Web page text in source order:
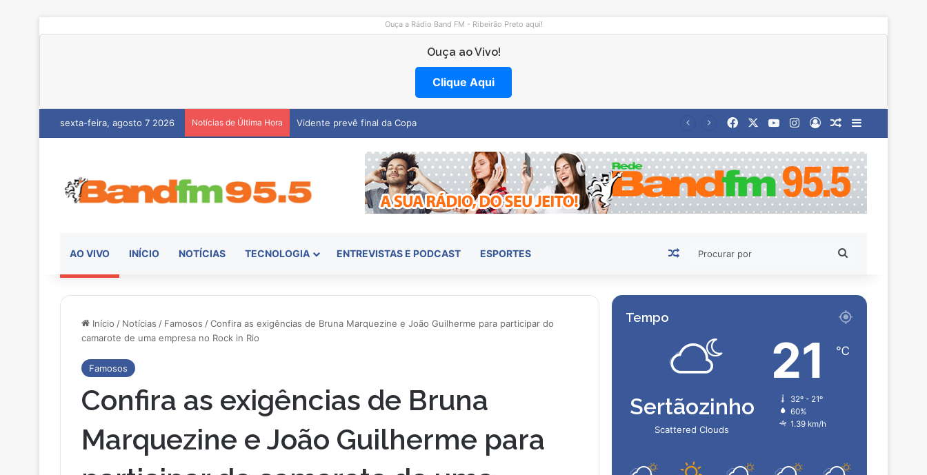
Ouça a Rádio Band FM - Ribeirão Preto aqui!
Ouça ao Vivo!
Clique Aqui
sexta-feira, agosto 7 2026 Notícias de Última Hora Hemocentro abre vagas na região Facebook YouTubeInstagram
EntrarArtigo aleatório
AO VIVO INÍCIO NOTÍCIAS TECNOLOGIA ENTREVISTAS E PODCAST ESPORTES Artigo aleatório
Início / Notícias / Famosos /Confira as exigências de Bruna Marquezine e João Guilherme para participar do
camarote de uma empresa no Rock in Rio
Famosos
Confira as exigências de Bruna
Marquezine e João Guilherme para
Tempo
Sertãozinho
Scattered Clouds
21 ℃
32º - 21º
60%
1.39 km/h